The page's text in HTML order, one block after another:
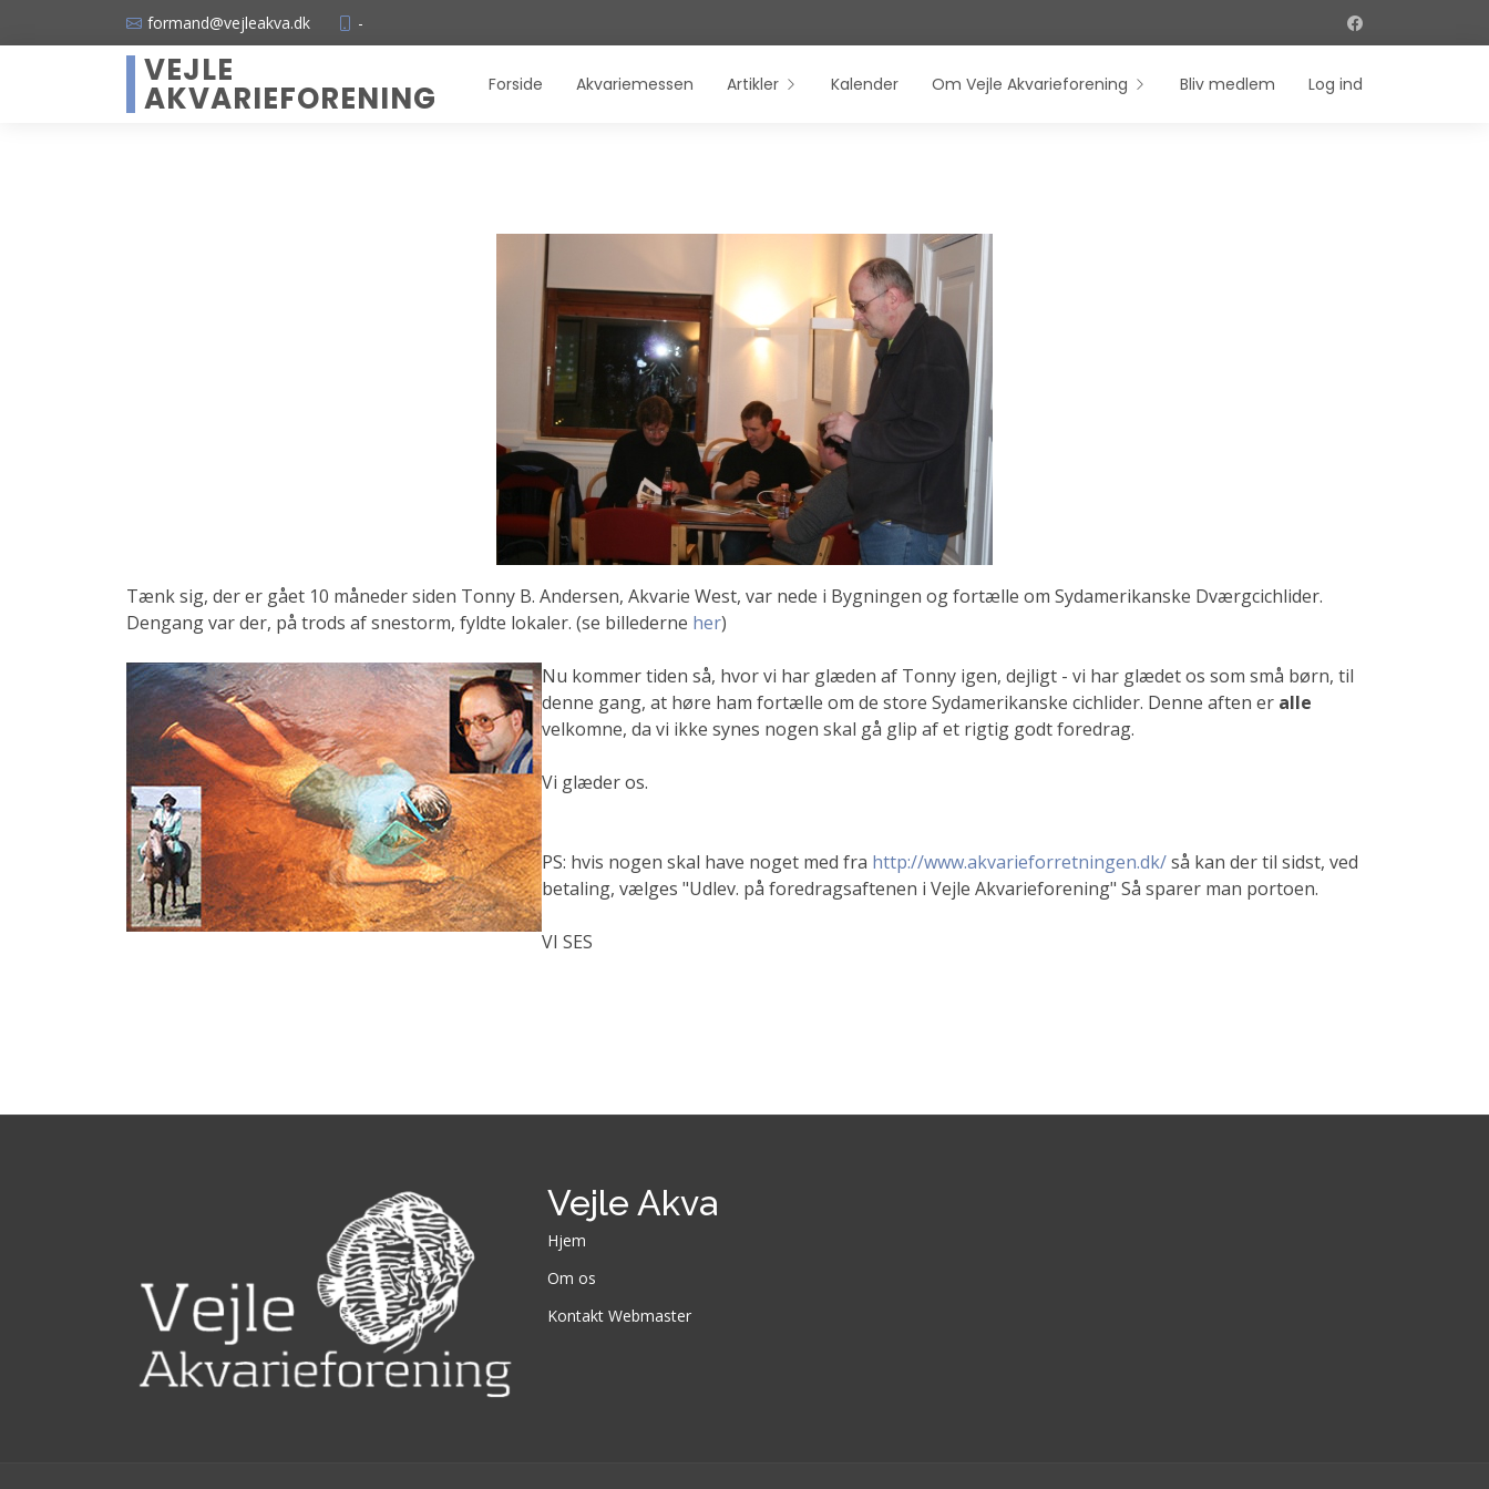
formand@vejleakva.dk -
VEJLE
AKVARIEFORENING Forside Akvariemessen Artikler Kalender Om Vejle Akvarieforening Bliv medlem Log ind
Tænk sig, der er gået 10 måneder siden Tonny B. Andersen, Akvarie West, var nede i Bygningen og fortælle om Sydamerikanske Dværgcichlider.
Dengang var der, på trods af snestorm, fyldte lokaler. (se billederne her)
Nu kommer tiden så, hvor vi har glæden af Tonny igen, dejligt - vi har glædet os som små børn, til
denne gang, at høre ham fortælle om de store Sydamerikanske cichlider. Denne aften er alle
velkomne, da vi ikke synes nogen skal gå glip af et rigtig godt foredrag.
Vi glæder os.
PS: hvis nogen skal have noget med fra http://www.akvarieforretningen.dk/så kan der til sidst, ved
betaling, vælges "Udlev. på foredragsaftenen i Vejle Akvarieforening" Så sparer man portoen.
VI SES
Vejle Akva
Hjem
Om os
Kontakt Webmaster